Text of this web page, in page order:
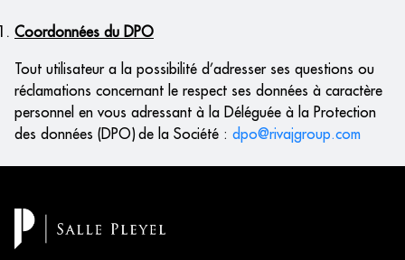
Coordonnées du DPO
Tout utilisateur a la possibilité d’adresser ses questions ou
réclamations concernant le respect ses données à caractère
personnel en vous adressant à la Déléguée à la Protection
des données (DPO) de la Société : dpo@rivajgroup.com